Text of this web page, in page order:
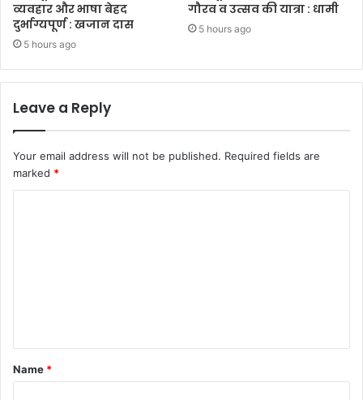
व्यवहार और भाषा बेहद
दुर्भाग्यपूर्ण : खजान दास
5 hours ago
गौरव व उत्सव की यात्रा : धामी
5 hours ago
Leave a Reply
Your email address will not be published. Required fields are
marked *
t
*
Name *